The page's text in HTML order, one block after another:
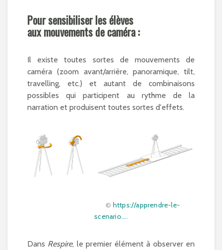
Pour sensibiliser les élèves
aux mouvements de caméra :
Il existe toutes sortes de mouvements de
caméra (zoom avant/arrière, panoramique, tilt,
travelling, etc.) et autant de combinaisons
possibles qui participent au rythme de la
narration et produisent toutes sortes d'effets.
© https://apprendre-le-
scenario....
Dans Respire, le premier élément à observer en